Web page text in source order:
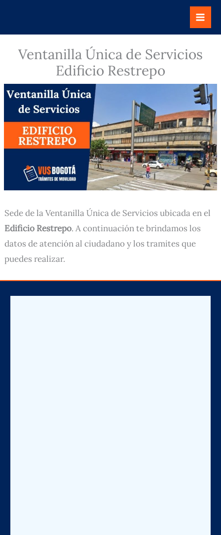
contenido
Ventanilla Única de Servicios
Edificio Restrepo
Sede de la Ventanilla Única de Servicios ubicada en el
Edificio Restrepo. A continuación te brindamos los
datos de atención al ciudadano y los tramites que
puedes realizar.